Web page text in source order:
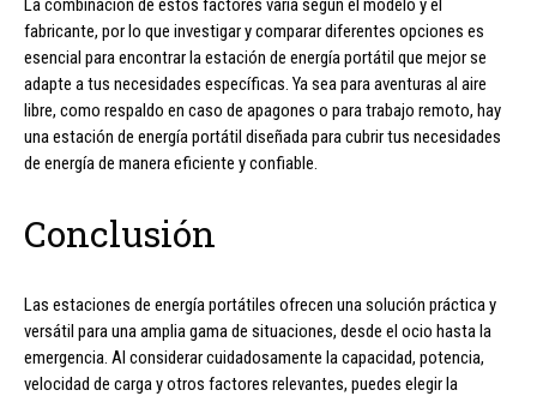
La combinación de estos factores varía según el modelo y el
fabricante, por lo que investigar y comparar diferentes opciones es
esencial para encontrar la estación de energía portátil que mejor se
adapte a tus necesidades específicas. Ya sea para aventuras al aire
libre, como respaldo en caso de apagones o para trabajo remoto, hay
una estación de energía portátil diseñada para cubrir tus necesidades
de energía de manera eficiente y confiable.
Conclusión
Las estaciones de energía portátiles ofrecen una solución práctica y
versátil para una amplia gama de situaciones, desde el ocio hasta la
emergencia. Al considerar cuidadosamente la capacidad, potencia,
velocidad de carga y otros factores relevantes, puedes elegir la